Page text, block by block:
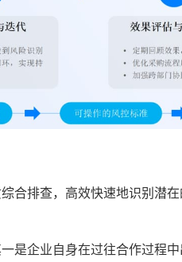
合排查，高效快速地识别潜
是企业自身在过往合作过程